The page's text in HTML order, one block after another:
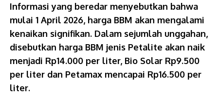
Informasi yang beredar menyebutkan bahwa
mulai 1 April 2026, harga BBM akan mengalami
kenaikan signifikan. Dalam sejumlah unggahan,
disebutkan harga BBM jenis Petalite akan naik
menjadi Rp14.000 per liter, Bio Solar Rp9.500
per liter dan Petamax mencapai Rp16.500 per
liter.